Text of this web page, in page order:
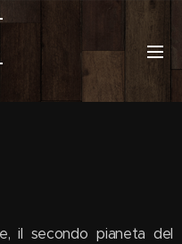
il secondo pianeta del